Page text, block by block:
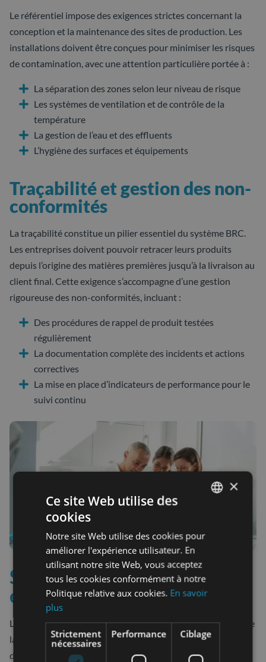
Le référentiel impose des exigences strictes concernant la
conception et la maintenance des sites de production. Les
installations doivent être conçues pour minimiser les risques
de contamination, avec une attention particulière portée à :
La séparation des zones selon leur niveau de risque
Les systèmes de ventilation et de contrôle de la
température
La gestion de l’eau et des effluents
L’hygiène des surfaces et équipements
Traçabilité et gestion des non-
conformités
La traçabilité constitue un pilier essentiel du système BRC.
Les entreprises doivent pouvoir retracer leurs produits
depuis l’origine des matières premières jusqu’à la livraison au
client final. Cette exigence s’accompagne d’une gestion
rigoureuse des non-conformités, incluant :
Des procédures de rappel de produit testées
régulièrement
La documentation complète des incidents et actions
correctives
La mise en place d’indicateurs de performance pour le
suivi continu
Secteurs d’application et
entreprises concernées
La certification BRC s’adresse à un large éventail d’acteurs de
la chaîne agroalimentaire, depuis les fabricants jusqu’aux
distributeurs, en passant par les prestataires logistiques.
SPANISH
×
Ce site Web utilise des
cookies
Notre site Web utilise des cookies pour
améliorer l'expérience utilisateur. En
utilisant notre site Web, vous acceptez
tous les cookies conformément à notre
Politique relative aux cookies. En savoir
plus
Strictement
nécessaires
Performance Ciblage